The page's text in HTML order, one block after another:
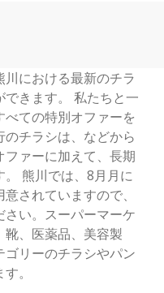
における最新のチラ
きます。 私たちと一
ての特別オファーを
チラシは、などから
ァーに加えて、長期
熊川では、8月月に
されていますので、
い。スーパーマーケ
靴、医薬品、美容製
リーのチラシやパン
。